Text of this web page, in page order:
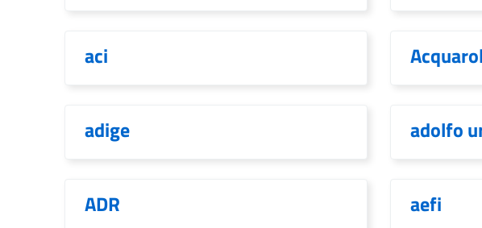
aci
adige adolfo
ADR aefi